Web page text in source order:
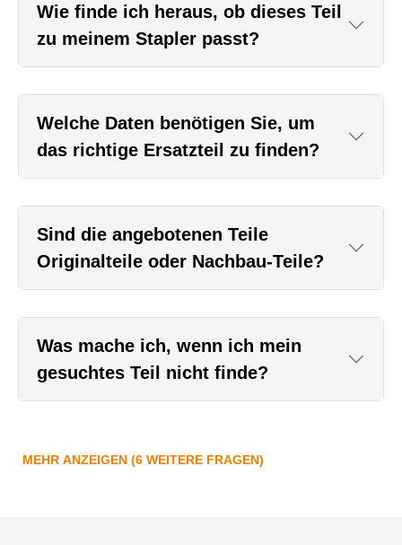
Wie finde ich heraus, ob dieses Teil
zu meinem Stapler passt?
Welche Daten benötigen Sie, um
das richtige Ersatzteil zu finden?
Sind die angebotenen Teile
Originalteile oder Nachbau-Teile?
Was mache ich, wenn ich mein
gesuchtes Teil nicht finde?
MEHR ANZEIGEN (6 WEITERE FRAGEN)